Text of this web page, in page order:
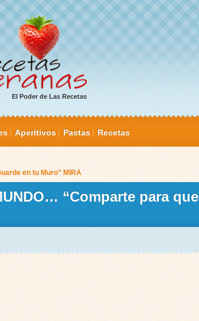
El Poder de Las Recetas
Aperitivos Pastas Recetas
en tu Muro” MIRA
“Comparte para que